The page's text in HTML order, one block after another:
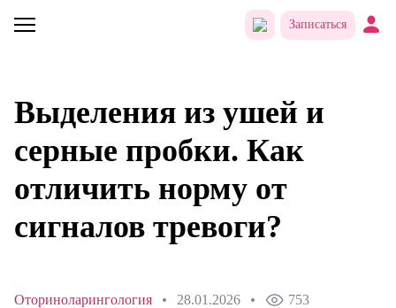
Записаться
Выделения из ушей и
серные пробки. Как
отличить норму от
сигналов тревоги?
Оториноларингология 28.01.2026 753